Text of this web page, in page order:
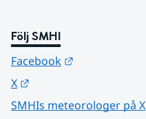
Följ SMHI
Facebook
X
SMHIs meteorologer på X